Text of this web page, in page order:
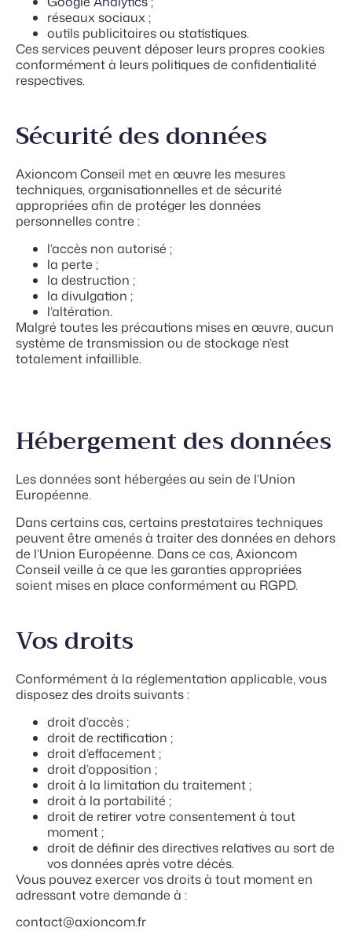
réseaux sociaux ;
outils publicitaires ou statistiques.
Ces services peuvent déposer leurs propres cookies
conformément à leurs politiques de confidentialité
respectives.
Sécurité des données
Axioncom Conseil met en œuvre les mesures
techniques, organisationnelles et de sécurité
appropriées afin de protéger les données
personnelles contre :
l’accès non autorisé ;
la perte ;
la destruction ;
la divulgation ;
l’altération.
Malgré toutes les précautions mises en œuvre, aucun
système de transmission ou de stockage n’est
totalement infaillible.
Hébergement des données
Les données sont hébergées au sein de l’Union
Européenne.
Dans certains cas, certains prestataires techniques
peuvent être amenés à traiter des données en dehors
de l’Union Européenne. Dans ce cas, Axioncom
Conseil veille à ce que les garanties appropriées
soient mises en place conformément au RGPD.
Vos droits
Conformément à la réglementation applicable, vous
disposez des droits suivants :
droit d’accès ;
droit de rectification ;
droit d’effacement ;
droit d’opposition ;
droit à la limitation du traitement ;
droit à la portabilité ;
droit de retirer votre consentement à tout
moment ;
droit de définir des directives relatives au sort de
vos données après votre décès.
Vous pouvez exercer vos droits à tout moment en
adressant votre demande à :
contact@axioncom.fr